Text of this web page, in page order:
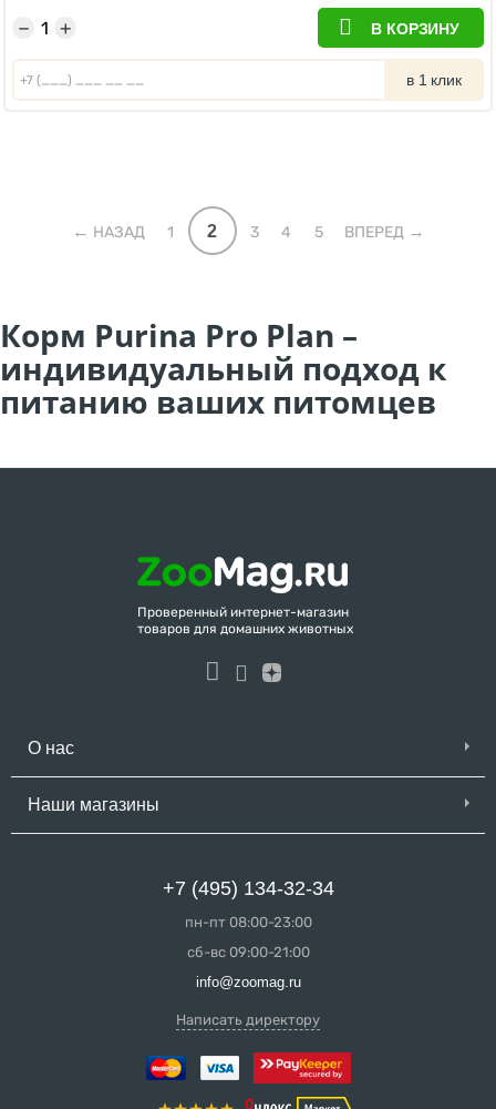
+
− В КОРЗИНУ
в 1 клик
НАЗАД 1 2 3 4 5 ВПЕРЕД
Корм Purina Pro Plan –
индивидуальный подход к
питанию ваших питомцев
Проверенный интернет-магазин
товаров для домашних животных
О нас
Наши магазины
+7 (495) 134-32-34
пн-пт 08:00-23:00
сб-вс 09:00-21:00
info@zoomag.ru
Написать директору